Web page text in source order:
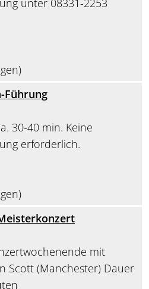
unter 08331-2253
Führung
30-40 min. Keine
erforderlich.
mit
Scott (Manchester) Dauer